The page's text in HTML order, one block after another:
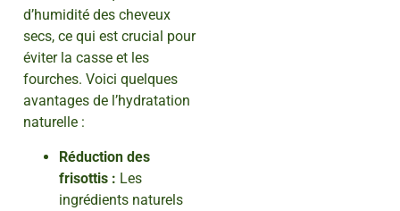
d’humidité des cheveux
secs, ce qui est crucial pour
éviter la casse et les
fourches. Voici quelques
avantages de l’hydratation
naturelle :
Réduction des
frisottis : Les
ingrédients naturels